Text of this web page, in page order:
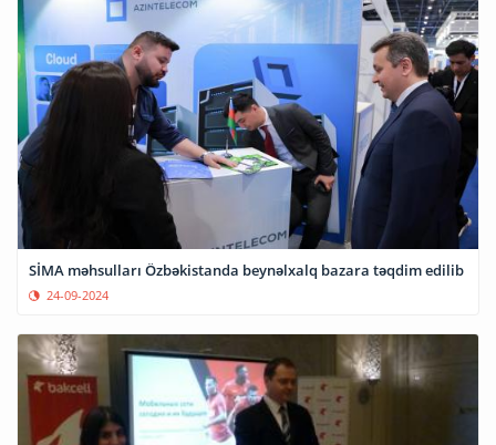
SİMA məhsulları Özbəkistanda beynəlxalq bazara təqdim edilib
24-09-2024